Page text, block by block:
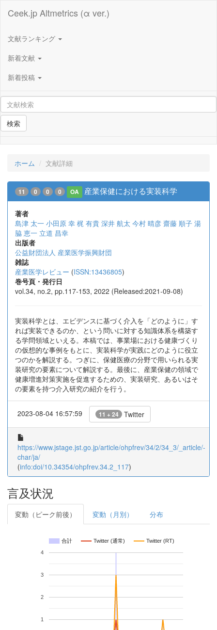
Ceek.jp Altmetrics (α ver.)
文献ランキング
新着文献
新着投稿
検索
ホーム 文献詳細
11 0 0 0 OA 産業保健における実装科学
著者
島津 太一 小田原 幸 梶 有貴 深井 航太 今村 晴彦 齋藤 順子 湯
脇 恵一 立道 昌幸
出版者
公益財団法人 産業医学振興財団
雑誌
産業医学レビュー (ISSN:13436805)
巻号頁・発行日
vol.34, no.2, pp.117-153, 2022 (Released:2021-09-08)
実装科学とは、エビデンスに基づく介入を「どのように」す
れば実装できるのか、という問いに対する知識体系を構築す
る学問領域といえる。本稿では、事業場における健康づくり
の仮想的な事例をもとに、実装科学が実践にどのように役立
つのかを解説する。つぎに、保健医療の分野で用いられる実
装研究の要素について解説する。最後に、産業保健の領域で
健康増進対策実施を促進するための、実装研究、あるいはそ
の要素を持つ介入研究の紹介を行う。
2023-08-04 16:57:59 11 + 24 Twitter
https://www.jstage.jst.go.jp/article/ohpfrev/34/2/34_3/_article/-
char/ja/
(info:doi/10.34354/ohpfrev.34.2_117)
言及状況
変動（ピーク前後） 変動（月別） 分布
合計 Twitter (通常) Twitter (RT)
1
2
3
4